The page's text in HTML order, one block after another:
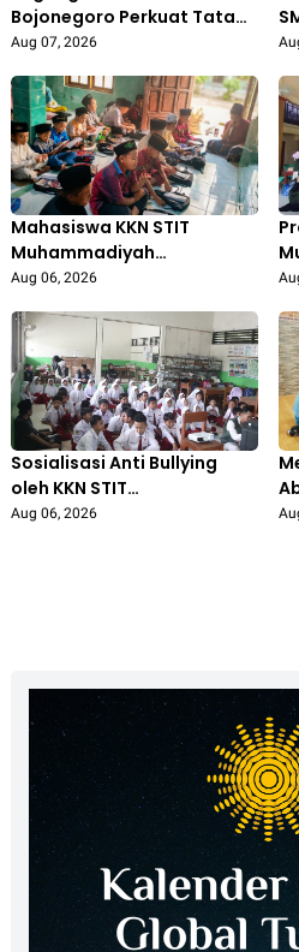
Bojonegoro Perkuat Tata
Kelola Pengelolaan
Aug 07, 2026
Mahasiswa KKN STIT
Muhammadiyah
Bojonegoro Aktif Mengajar
Isro’, Tingkatkan Semangat
Belajar Santri
Aug 06, 2026
Sosialisasi Anti Bullying
oleh KKN STIT
Muhammadiyah
Aug 06, 2026